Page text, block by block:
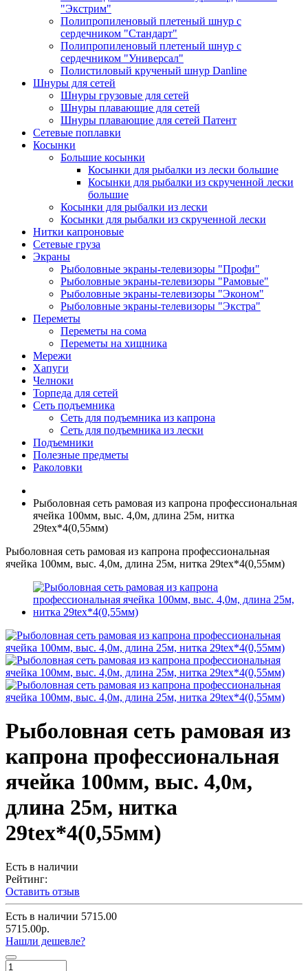
"Экстрим"
Полипропиленовый плетеный шнур с
сердечником "Стандарт"
Полипропиленовый плетеный шнур с
сердечником "Универсал"
Полистиловый крученый шнур Danline
Шнуры для сетей
Шнуры грузовые для сетей
Шнуры плавающие для сетей
Шнуры плавающие для сетей Патент
Сетевые поплавки
Косынки
Большие косынки
Косынки для рыбалки из лески большие
Косынки для рыбалки из скрученной лески
большие
Косынки для рыбалки из лески
Косынки для рыбалки из скрученной лески
Нитки капроновые
Сетевые груза
Экраны
Рыболовные экраны-телевизоры "Профи"
Рыболовные экраны-телевизоры "Рамовые"
Рыболовные экраны-телевизоры "Эконом"
Рыболовные экраны-телевизоры "Экстра"
Переметы
Переметы на сома
Переметы на хищника
Мережи
Хапуги
Челноки
Торпеда для сетей
Сеть подъемника
Сеть для подъемника из капрона
Сеть для подъемника из лески
Подъемники
Полезные предметы
Раколовки
Рыболовная сеть рамовая из капрона профессиональная
ячейка 100мм, выс. 4,0м, длина 25м, нитка
29tex*4(0,55мм)
Рыболовная сеть рамовая из капрона профессиональная
ячейка 100мм, выс. 4,0м, длина 25м, нитка 29tex*4(0,55мм)
Рыболовная сеть рамовая из
капрона профессиональная
ячейка 100мм, выс. 4,0м,
длина 25м, нитка
29tex*4(0,55мм)
Есть в наличии
Рейтинг:
Оставить отзыв
Есть в наличии 5715.00
5715.00р.
Нашли дешевле?